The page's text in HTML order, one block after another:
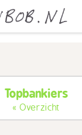
Topbankiers
« Overzicht